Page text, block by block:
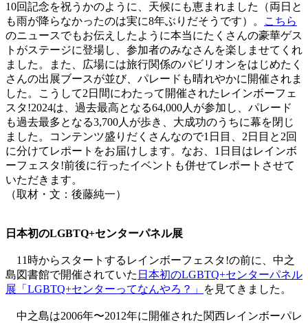
10回記念を祝うかのように、天候にも恵まれました（両日と
も雨が降らなかったのは実に8年ぶりだそうです）。
こちら
のニュースでもお伝えしたように本当にたくさんの豪華ゲス
トがステージに登場し、参加者のみなさんを楽しませてくれ
ました。また、広場には旅行関係のパビリオンをはじめたく
さんの出展ブースが並び、パレードも晴れやかに開催されま
した。こうして2日間にわたって開催されたレインボーフェ
スタ!2024は、過去最高となる64,000人が参加し、パレード
も過去最多となる3,700人が歩き、大成功のうちに幕を閉じ
ました。コンテンツ盛りだくさんなので1日目、2日目と2回
に分けてレポートをお届けします。なお、1日目はレインボ
ーフェスタ!前後に行ったイベントも併せてレポートさせて
いただきます。
（取材・文：後藤純一）
日本初のLGBTQ+センターパネル展
11時からスタートするレインボーフェスタ!の前に、中之
島図書館で開催されていた 日本初のLGBTQ+センターパネル
展「LGBTQ+センターってなんやろ？」
を見てきました。
中之島は2006年〜2012年に開催された関西レインボーパレ